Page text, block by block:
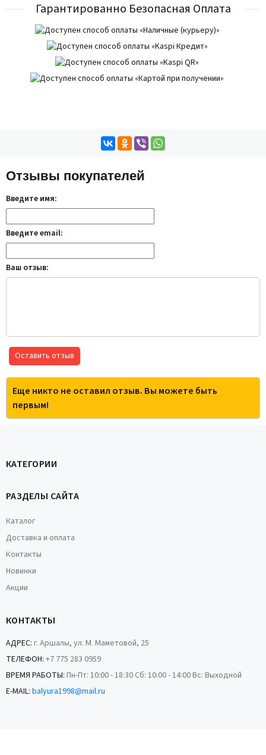
Гарантированно Безопасная Оплата
Отзывы покупателей
Введите имя:
Введите email:
Ваш отзыв:
Оставить отзыв
Еще никто не оставил отзыв. Вы можете быть
первым!
КАТЕГОРИИ
РАЗДЕЛЫ САЙТА
Каталог
Доставка и оплата
Контакты
Новинки
Акции
КОНТАКТЫ
АДРЕС: г. Аршалы, ул. М. Маметовой, 25
ТЕЛЕФОН: +7 775 283 0959
ВРЕМЯ РАБОТЫ: Пн-Пт: 10:00 - 18:30 Сб: 10:00 - 14:00 Вс: Выходной
E-MAIL: balyura1998@mail.ru